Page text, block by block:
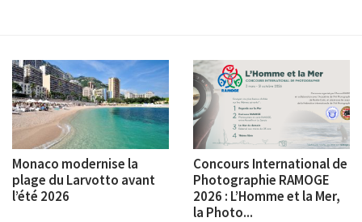
Monaco modernise la
plage du Larvotto avant
l’été 2026
Concours International de
Photographie RAMOGE
2026 : L’Homme et la Mer,
la Photo...